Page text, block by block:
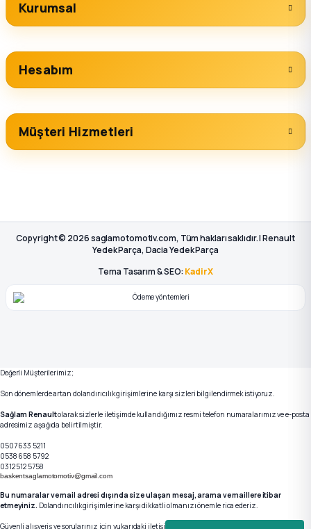
Kurumsal
Hesabım
Müşteri Hizmetleri
Copyright © 2026 saglamotomotiv.com, Tüm hakları saklıdır. | Renault
Yedek Parça, Dacia Yedek Parça
Tema Tasarım & SEO: KadirX
Değerli Müşterilerimiz;
Son dönemlerde artan dolandırıcılık girişimlerine karşı sizleri bilgilendirmek istiyoruz.
Sağlam Renaultolarak sizlerle iletişimde kullandığımız resmi telefon numaralarımız ve e-posta
adresimiz aşağıda belirtilmiştir.
0507 633 5211
0538 658 5792
0312 512 5758
baskentsaglamotomotiv@gmail.com
Bu numaralar ve mail adresi dışında size ulaşan mesaj, arama ve maillere itibar
etmeyiniz. Dolandırıcılık girişimlerine karşı dikkatli olmanızı önemle rica ederiz.
Güvenli alışveriş ve sorularınız için yukarıdaki iletişim kanallarımızdan bizlere ulaşabilirsiniz.